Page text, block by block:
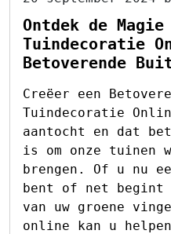
Ontdek de Magie
Tuindecoratie
Betoverende
Creëer een
Tuindecoratie
aantocht en dat
is om onze tuinen
brengen. Of u nu
bent of net begint
van uw groene
online kan u